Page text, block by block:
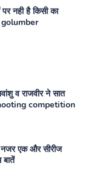
नही है किसी का
golumber
व राजवीर ने सात
competition
एक और सीरीज